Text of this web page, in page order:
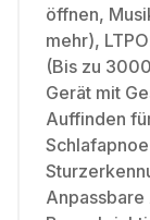
öffnen,
mehr),
(Bis zu
Gerät mit
Auffinden